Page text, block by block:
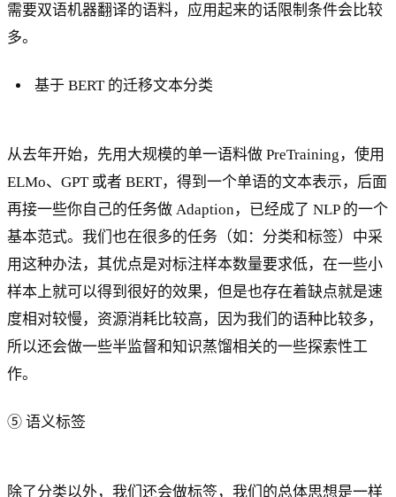
需要双语机器翻译的语料，应用起来的话限制条件会比较
多。
基于 BERT 的迁移文本分类
从去年开始，先用大规模的单一语料做 PreTraining，使用
ELMo、GPT 或者 BERT，得到一个单语的文本表示，后面
再接一些你自己的任务做 Adaption，已经成了 NLP 的一个
基本范式。我们也在很多的任务（如：分类和标签）中采
用这种办法，其优点是对标注样本数量要求低，在一些小
样本上就可以得到很好的效果，但是也存在着缺点就是速
度相对较慢，资源消耗比较高，因为我们的语种比较多，
所以还会做一些半监督和知识蒸馏相关的一些探索性工
作。
⑤ 语义标签
除了分类以外，我们还会做标签，我们的总体思想是一样